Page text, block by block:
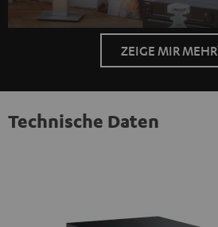
ZEIGE MIR MEHR
Technische Daten